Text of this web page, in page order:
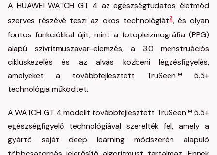
A HUAWEI WATCH GT 4 az egészségtudatos életmód
szerves részévé teszi az okos technológiát2, és olyan
fontos funkciókkal újít, mint a fotopleizmográfia (PPG)
alapú szívritmuszavar-elemzés, a 3.0 menstruációs
cikluskezelés és az alvás közbeni légzésfigyelés,
amelyeket a továbbfejlesztett TruSeen™ 5.5+
technológia működtet.
A WATCH GT 4 modellt továbbfejlesztett TruSeen™ 5.5+
egészségfigyelő technológiával szerelték fel, amely a
gyártó saját deep learning módszerén alapuló